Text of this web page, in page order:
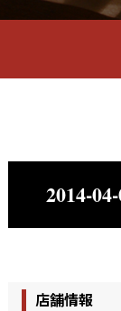
2014-
店舗情報